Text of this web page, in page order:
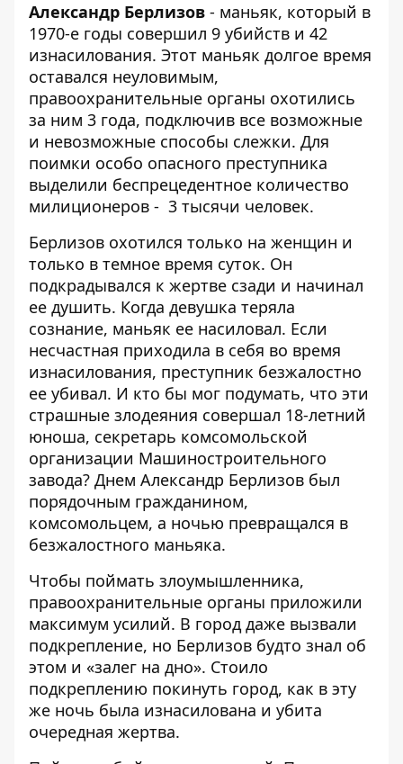
Александр Берлизов - маньяк, который в
1970-е годы совершил 9 убийств и 42
изнасилования. Этот маньяк долгое время
оставался неуловимым,
правоохранительные органы охотились
за ним 3 года, подключив все возможные
и невозможные способы слежки. Для
поимки особо опасного преступника
выделили беспрецедентное количество
милиционеров - 3 тысячи человек.
Берлизов охотился только на женщин и
только в темное время суток. Он
подкрадывался к жертве сзади и начинал
ее душить. Когда девушка теряла
сознание, маньяк ее насиловал. Если
несчастная приходила в себя во время
изнасилования, преступник безжалостно
ее убивал. И кто бы мог подумать, что эти
страшные злодеяния совершал 18-летний
юноша, секретарь комсомольской
организации Машиностроительного
завода? Днем Александр Берлизов был
порядочным гражданином,
комсомольцем, а ночью превращался в
безжалостного маньяка.
Чтобы поймать злоумышленника,
правоохранительные органы приложили
максимум усилий. В город даже вызвали
подкрепление, но Берлизов будто знал об
этом и «залег на дно». Стоило
подкреплению покинуть город, как в эту
же ночь была изнасилована и убита
очередная жертва.